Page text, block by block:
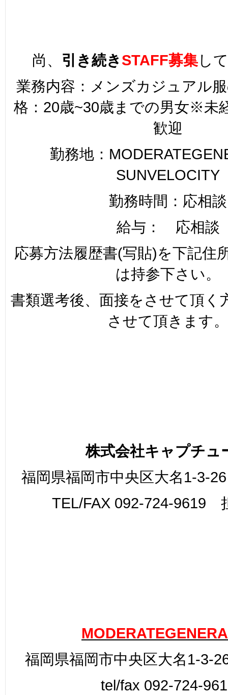
尚、 引き続きSTAFF募集し
業務内容：メンズカジュアル
格：20歳~30歳までの男女※未
歓迎
勤務地：
SUNVELOCITY
勤務時間：応相談
給与： 応相談
応募方法履歴書(写貼)を下記住
は持参下さい。
書類選考後、面接をさせて頂く
させて頂きます。
株式会社キャプチュ
福岡県福岡市中央区大名1-3-
TEL/FAX 092-724-9619
福岡県福岡市中央区大名1-3-
tel/fax 092-724-